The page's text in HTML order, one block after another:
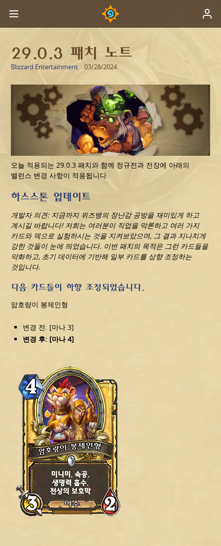
29.0.3 패치 노트
Blizzard Entertainment 03/28/2024
오늘 적용되는 29.0.3 패치와 함께 정규전과 전장에 아래의
밸런스 변경 사항이 적용됩니다.
하스스톤 업데이트
개발자 의견: 지금까지 위즈뱅의 장난감 공방을 재미있게 하고
계시길 바랍니다! 저희는 여러분이 직업을 막론하고 여러 가지
카드와 덱으로 실험하시는 것을 지켜보았으며, 그 결과 지나치게
강한 것들이 눈에 띄었습니다. 이번 패치의 목적은 그런 카드들을
약화하고, 초기 데이터에 기반해 일부 카드를 상향 조정하는
것입니다.
다음 카드들이 하향 조정되었습니다.
암호랑이 봉제인형
변경 전: [마나 3]
변경 후: [마나 4]